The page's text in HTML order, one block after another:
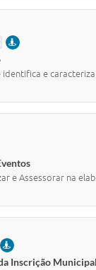
PRESENCIAL
e
e Assessorar na
PRESENCIAL
Inscrição